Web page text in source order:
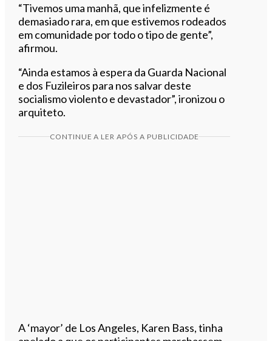
“Tivemos uma manhã, que infelizmente é
demasiado rara, em que estivemos rodeados
em comunidade por todo o tipo de gente”,
afirmou.
“Ainda estamos à espera da Guarda Nacional
e dos Fuzileiros para nos salvar deste
socialismo violento e devastador”, ironizou o
arquiteto.
CONTINUE A LER APÓS A PUBLICIDADE
A ‘mayor’ de Los Angeles, Karen Bass, tinha